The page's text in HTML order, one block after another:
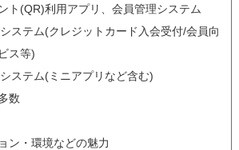
ト(QR)利用アプリ、会員管理システム
システム(クレジットカード入会受付/会員向
ス等)
システム(ミニアプリなど含む)
数
ン・環境などの魅力